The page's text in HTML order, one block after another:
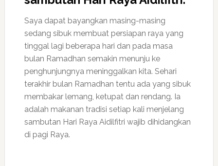
Saya dapat bayangkan masing-masing
sedang sibuk membuat persiapan raya yang
tinggal lagi beberapa hari dan pada masa
bulan Ramadhan semakin menunju ke
penghunjungnya meninggalkan kita. Sehari
terakhir bulan Ramadhan tentu ada yang sibuk
membakar lemang, ketupat dan rendang. Ia
adalah makanan tradisi setiap kali menjelang
sambutan Hari Raya Aidilfitri wajib dihidangkan
di pagi Raya.